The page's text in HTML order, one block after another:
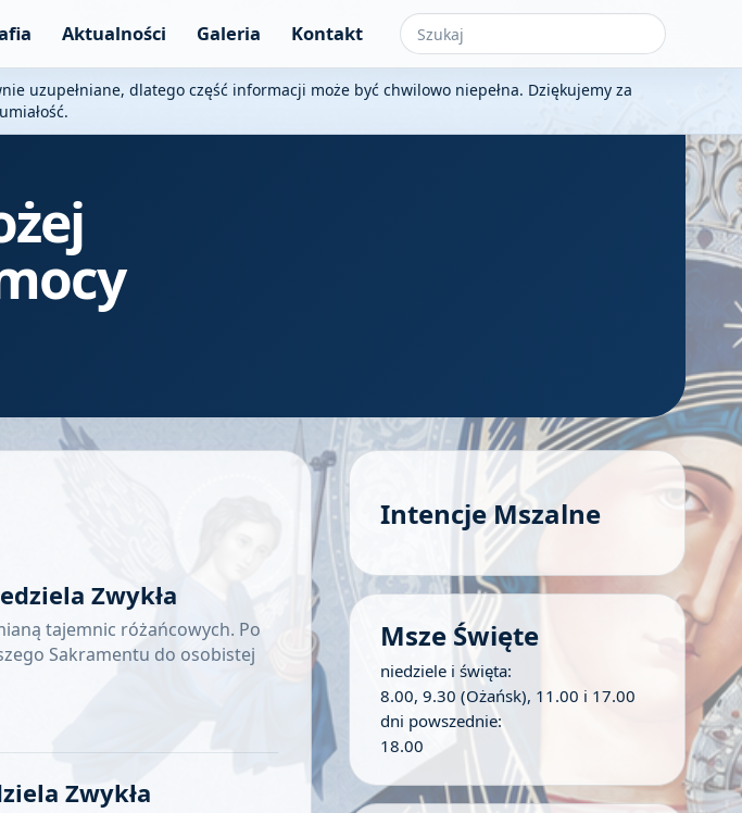
Aktualności Galeria Kontakt
uzupełniane, dlatego część informacji może być chwilowo niepełna. Dziękujemy za
Zwykła
tajemnic różańcowych. Po
Sakramentu do osobistej
Zwykła
Intencje Mszalne
Msze Święte
niedziele i święta:
8.00, 9.30 (Ożańsk), 11.00 i 17.00
dni powszednie:
18.00